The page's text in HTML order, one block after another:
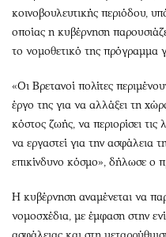
κοινοβουλευτικής περιόδου,
οποίας η κυβέρνηση
το νομοθετικό της πρόγραμμα
«Οι Βρετανοί πολίτες
έργο της για να αλλάξει τη
κόστος ζωής, να περιορίσει
να εργαστεί για την ασφάλεια
επικίνδυνο κόσμο», δήλωσε ο
Η κυβέρνηση αναμένεται να
νομοσχέδια, με έμφαση στην